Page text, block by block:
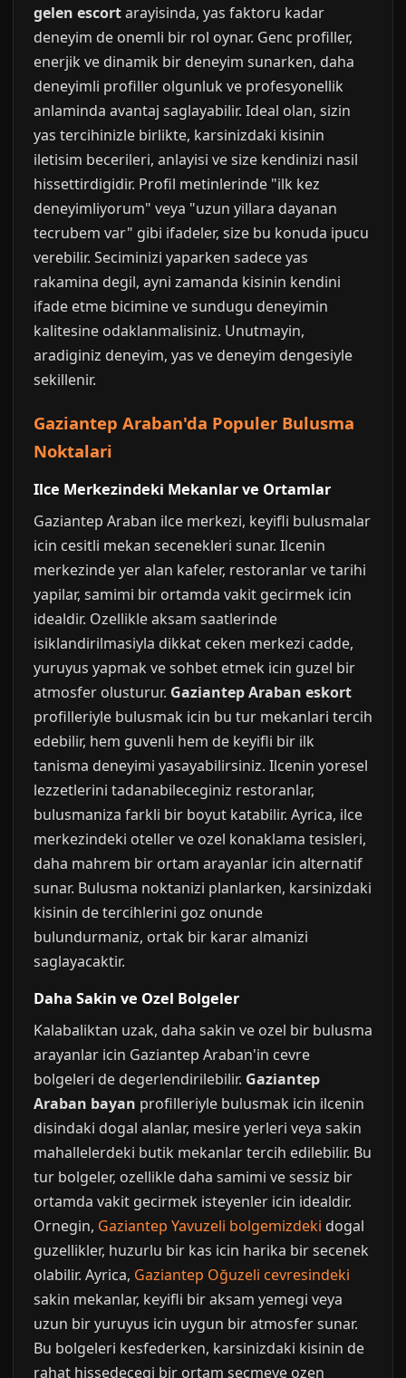
gelen escortarayisinda, yas faktoru kadar
deneyim de onemli bir rol oynar. Genc profiller,
enerjik ve dinamik bir deneyim sunarken, daha
deneyimli profiller olgunluk ve profesyonellik
anlaminda avantaj saglayabilir. Ideal olan, sizin
yas tercihinizle birlikte, karsinizdaki kisinin
iletisim becerileri, anlayisi ve size kendinizi nasil
hissettirdigidir. Profil metinlerinde "ilk kez
deneyimliyorum" veya "uzun yillara dayanan
tecrubem var" gibi ifadeler, size bu konuda ipucu
verebilir. Seciminizi yaparken sadece yas
rakamina degil, ayni zamanda kisinin kendini
ifade etme bicimine ve sundugu deneyimin
kalitesine odaklanmalisiniz. Unutmayin,
aradiginiz deneyim, yas ve deneyim dengesiyle
sekillenir.
Gaziantep Araban'da Populer Bulusma
Noktalari
Ilce Merkezindeki Mekanlar ve Ortamlar
Gaziantep Araban ilce merkezi, keyifli bulusmalar
icin cesitli mekan secenekleri sunar. Ilcenin
merkezinde yer alan kafeler, restoranlar ve tarihi
yapilar, samimi bir ortamda vakit gecirmek icin
idealdir. Ozellikle aksam saatlerinde
isiklandirilmasiyla dikkat ceken merkezi cadde,
yuruyus yapmak ve sohbet etmek icin guzel bir
atmosfer olusturur. Gaziantep Araban eskort
profilleriyle bulusmak icin bu tur mekanlari tercih
edebilir, hem guvenli hem de keyifli bir ilk
tanisma deneyimi yasayabilirsiniz. Ilcenin yoresel
lezzetlerini tadanabileceginiz restoranlar,
bulusmaniza farkli bir boyut katabilir. Ayrica, ilce
merkezindeki oteller ve ozel konaklama tesisleri,
daha mahrem bir ortam arayanlar icin alternatif
sunar. Bulusma noktanizi planlarken, karsinizdaki
kisinin de tercihlerini goz onunde
bulundurmaniz, ortak bir karar almanizi
saglayacaktir.
Daha Sakin ve Ozel Bolgeler
Kalabaliktan uzak, daha sakin ve ozel bir bulusma
arayanlar icin Gaziantep Araban'in cevre
bolgeleri de degerlendirilebilir. Gaziantep
Araban bayan profilleriyle bulusmak icin ilcenin
disindaki dogal alanlar, mesire yerleri veya sakin
mahallelerdeki butik mekanlar tercih edilebilir. Bu
tur bolgeler, ozellikle daha samimi ve sessiz bir
ortamda vakit gecirmek isteyenler icin idealdir.
Ornegin, Gaziantep Yavuzeli bolgemizdeki dogal
guzellikler, huzurlu bir kas icin harika bir secenek
olabilir. Ayrica, Gaziantep Oğuzeli cevresindeki
sakin mekanlar, keyifli bir aksam yemegi veya
uzun bir yuruyus icin uygun bir atmosfer sunar.
Bu bolgeleri kesfederken, karsinizdaki kisinin de
rahat hissedecegi bir ortam secmeye ozen